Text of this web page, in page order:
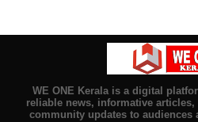
WE ONE Kerala is a digital
reliable news, informative
community updates to audiences